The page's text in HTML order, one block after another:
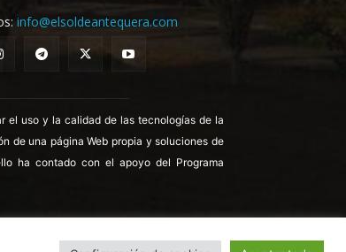
info@elsoldeantequera.com
el uso y la calidad de las tecnologías de la
de una página Web propia y soluciones de
ha contado con el apoyo del Programa